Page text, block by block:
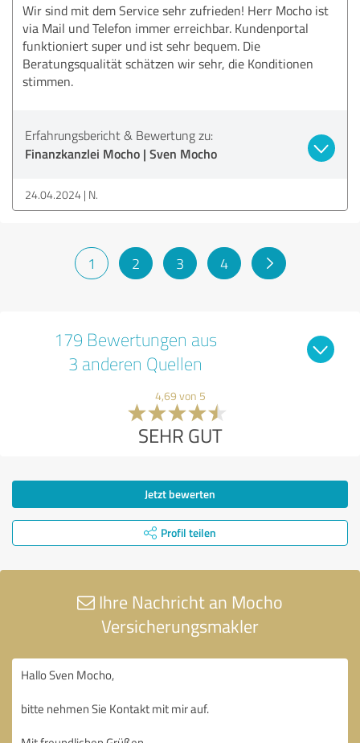
Wir sind mit dem Service sehr zufrieden! Herr Mocho ist
via Mail und Telefon immer erreichbar. Kundenportal
funktioniert super und ist sehr bequem. Die
Beratungsqualität schätzen wir sehr, die Konditionen
stimmen.
Erfahrungsbericht & Bewertung zu:
Finanzkanzlei Mocho | Sven Mocho
24.04.2024 N.
1 2 3 4
179 Bewertungen aus
3 anderen Quellen
4,69 von 5
SEHR GUT
Jetzt bewerten
Profil teilen
Ihre Nachricht an Mocho
Versicherungsmakler